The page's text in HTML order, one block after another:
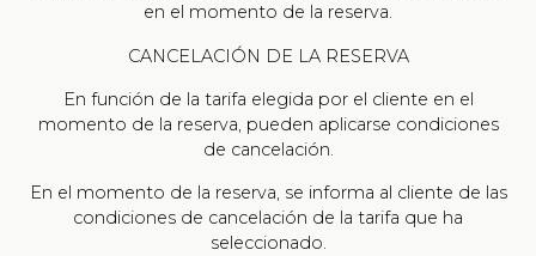
en el momento de la reserva.
CANCELACIÓN DE LA RESERVA
En función de la tarifa elegida por el cliente en el
momento de la reserva, pueden aplicarse condiciones
de cancelación.
En el momento de la reserva, se informa al cliente de las
condiciones de cancelación de la tarifa que ha
seleccionado.